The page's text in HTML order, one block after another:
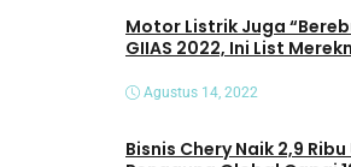
Motor Listrik Juga
GIIAS 2022, Ini List
Agustus 14, 2022
Bisnis Chery Naik 2,9